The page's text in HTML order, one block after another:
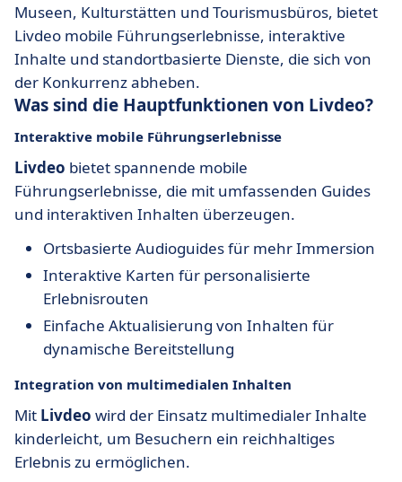
Museen, Kulturstätten und Tourismusbüros, bietet
Livdeo mobile Führungserlebnisse, interaktive
Inhalte und standortbasierte Dienste, die sich von
der Konkurrenz abheben.
Was sind die Hauptfunktionen von Livdeo?
Interaktive mobile Führungserlebnisse
Livdeo bietet spannende mobile
Führungserlebnisse, die mit umfassenden Guides
und interaktiven Inhalten überzeugen.
Ortsbasierte Audioguides für mehr Immersion
Interaktive Karten für personalisierte
Erlebnisrouten
Einfache Aktualisierung von Inhalten für
dynamische Bereitstellung
Integration von multimedialen Inhalten
Mit Livdeo wird der Einsatz multimedialer Inhalte
kinderleicht, um Besuchern ein reichhaltiges
Erlebnis zu ermöglichen.